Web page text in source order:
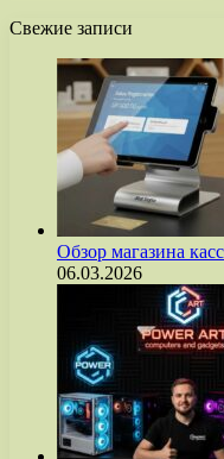
Свежие записи
Обзор магазина
06.03.2026